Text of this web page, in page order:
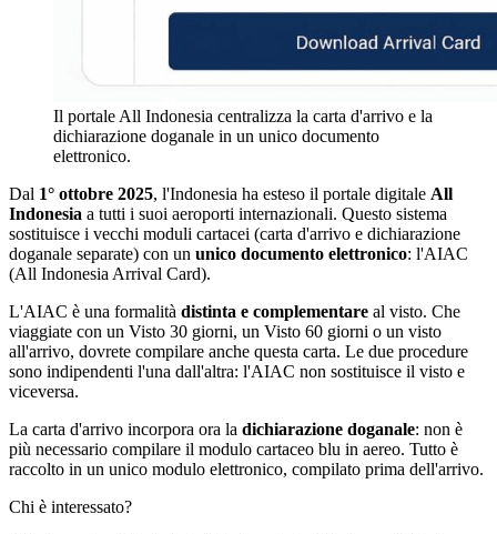
Il portale All Indonesia centralizza la carta d'arrivo e la
dichiarazione doganale in un unico documento
elettronico.
Dal 1° ottobre 2025, l'Indonesia ha esteso il portale digitale All
Indonesia a tutti i suoi aeroporti internazionali. Questo sistema
sostituisce i vecchi moduli cartacei (carta d'arrivo e dichiarazione
doganale separate) con un unico documento elettronico: l'AIAC
(All Indonesia Arrival Card).
L'AIAC è una formalità distinta e complementare al visto. Che
viaggiate con un Visto 30 giorni, un Visto 60 giorni o un visto
all'arrivo, dovrete compilare anche questa carta. Le due procedure
sono indipendenti l'una dall'altra: l'AIAC non sostituisce il visto e
viceversa.
La carta d'arrivo incorpora ora la dichiarazione doganale: non è
più necessario compilare il modulo cartaceo blu in aereo. Tutto è
raccolto in un unico modulo elettronico, compilato prima dell'arrivo.
Chi è interessato?